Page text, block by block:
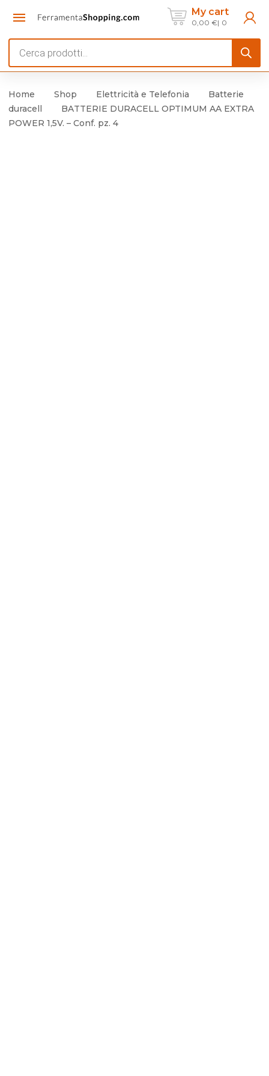
My cart
0,00 € 0
search
Home Shop Elettricità e Telefonia
Batterie
duracell
BATTERIE DURACELL OPTIMUM AA EXTRA
POWER 1,5V. – Conf. pz. 4